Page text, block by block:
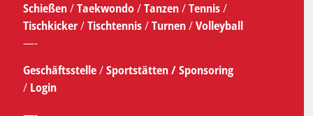
Schießen/Taekwondo/Tanzen/Tennis/
Tischkicker/Tischtennis/Turnen/Volleyball
—-
Geschäftsstelle/Sportstätten /Sponsoring
/ Login